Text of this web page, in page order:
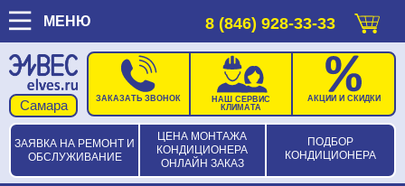
МЕНЮ 8 (846) 928-33-33
ЗАЯВКА НА РЕМОНТ И
ОБСЛУЖИВАНИЕ
ЦЕНА МОНТАЖА
КОНДИЦИОНЕРА
ОНЛАЙН ЗАКАЗ
ПОДБОР
КОНДИЦИОНЕРА
ЗАКАЗАТЬ ЗВОНОК
НАШ СЕРВИС
КЛИМАТА
АКЦИИ И СКИДКИ